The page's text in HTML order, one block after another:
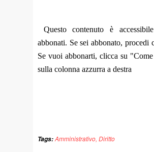
Questo contenuto è
abbonati. Se sei abbonato, procedi
Se vuoi abbonarti, clicca su
sulla colonna azzurra a destra
Tags:Amministrativo, Diritto